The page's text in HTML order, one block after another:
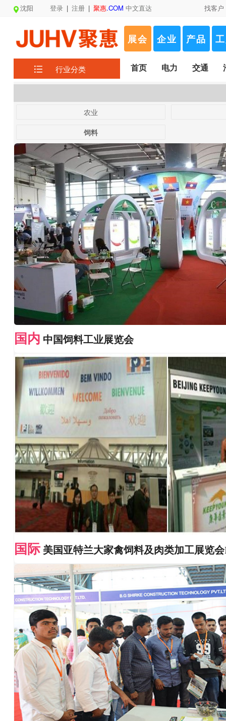
沈阳 登录 | 注册 | 聚惠.COM 中文直达 找客户
展会 企业 产品
行业分类 首页 电力 交通
农业
饲料
国内 中国饲料工业展览会
国际 美国亚特兰大家禽饲料及肉类加工展览